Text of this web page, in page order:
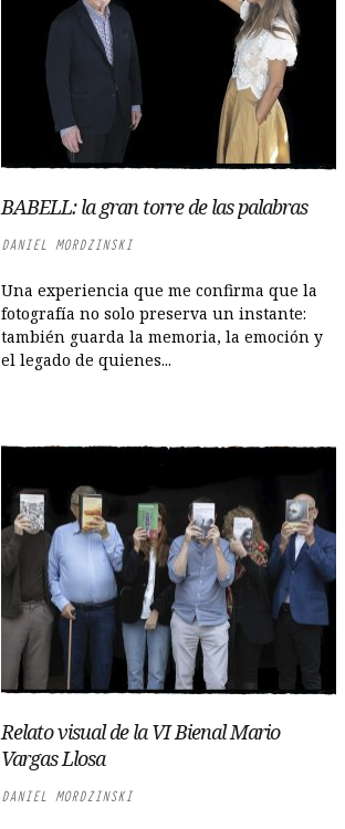
BABELL: la gran torre de las palabras
DANIEL MORDZINSKI
Una experiencia que me confirma que la
fotografía no solo preserva un instante:
también guarda la memoria, la emoción y
el legado de quienes...
Relato visual de la VI Bienal Mario
Vargas Llosa
DANIEL MORDZINSKI